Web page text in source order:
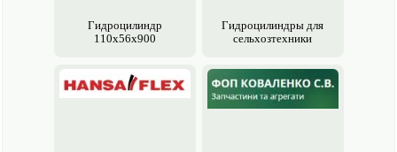
Гидроцилиндр
110х56х900
Гидроцилиндры для
сельхозтехники